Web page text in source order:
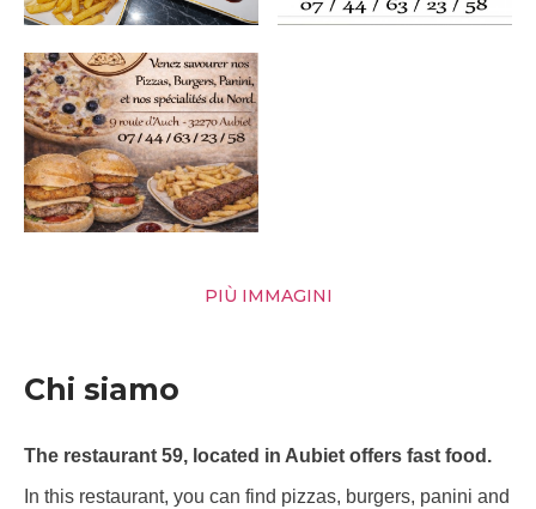
PIÙ IMMAGINI
Chi siamo
The restaurant 59, located in Aubiet offers fast food.
In this restaurant, you can find pizzas, burgers, panini and